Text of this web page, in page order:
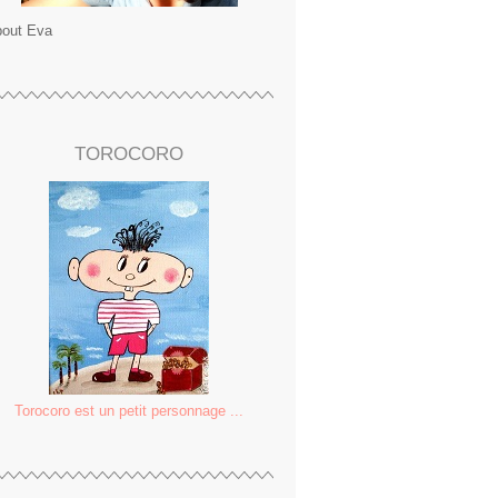
Eva
TOROCORO
Torocoro est un petit personnage ...